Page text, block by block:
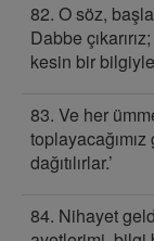
82. O söz,
Dabbe
kesin bir
83. Ve her
dağıtılırlar.’
84. Nihayet